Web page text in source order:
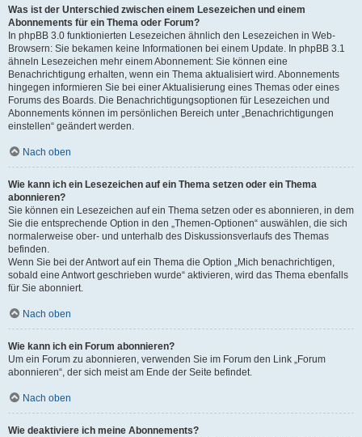
Was ist der Unterschied zwischen einem Lesezeichen und einem
Abonnements für ein Thema oder Forum?
In phpBB 3.0 funktionierten Lesezeichen ähnlich den Lesezeichen in Web-
Browsern: Sie bekamen keine Informationen bei einem Update. In phpBB 3.1
ähneln Lesezeichen mehr einem Abonnement: Sie können eine
Benachrichtigung erhalten, wenn ein Thema aktualisiert wird. Abonnements
hingegen informieren Sie bei einer Aktualisierung eines Themas oder eines
Forums des Boards. Die Benachrichtigungsoptionen für Lesezeichen und
Abonnements können im persönlichen Bereich unter „Benachrichtigungen
einstellen“ geändert werden.
Nach oben
Wie kann ich ein Lesezeichen auf ein Thema setzen oder ein Thema
abonnieren?
Sie können ein Lesezeichen auf ein Thema setzen oder es abonnieren, in dem
Sie die entsprechende Option in den „Themen-Optionen“ auswählen, die sich
normalerweise ober- und unterhalb des Diskussionsverlaufs des Themas
befinden.
Wenn Sie bei der Antwort auf ein Thema die Option „Mich benachrichtigen,
sobald eine Antwort geschrieben wurde“ aktivieren, wird das Thema ebenfalls
für Sie abonniert.
Nach oben
Wie kann ich ein Forum abonnieren?
Um ein Forum zu abonnieren, verwenden Sie im Forum den Link „Forum
abonnieren“, der sich meist am Ende der Seite befindet.
Nach oben
Wie deaktiviere ich meine Abonnements?